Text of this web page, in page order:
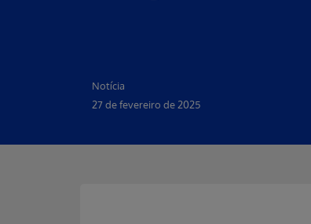
Notícia
27 de fevereiro de 2025